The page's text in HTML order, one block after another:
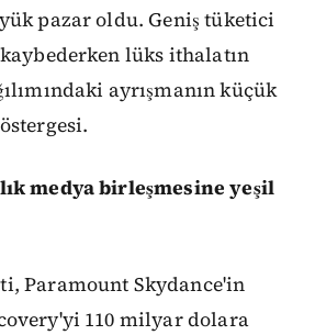
pazar oldu. Geniş tüketici
lüks ithalatın
ayrışmanın küçük
medya birleşmesine yeşil
Paramount Skydance'in
110 milyar dolara